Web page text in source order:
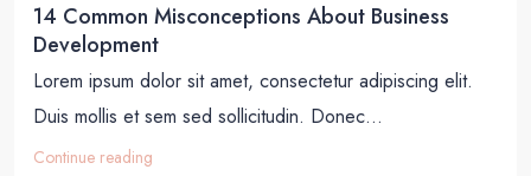
14 Common Misconceptions About Business
Development
Lorem ipsum dolor sit amet, consectetur adipiscing elit.
Duis mollis et sem sed sollicitudin. Donec...
Continue reading